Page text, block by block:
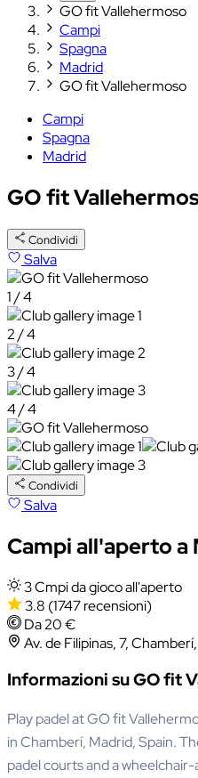
GO fit Vallehermoso
Campi
Spagna
Madrid
GO fit Vallehermoso
Campi
Spagna
Madrid
GO fit
Condividi
Salva
1 / 4
2 / 4
3 / 4
4 / 4
Condividi
Salva
Campi all'aperto a
3 Cmpi da gioco all'aperto
3.8 (1747 recensioni)
Da 20 €
Av. de Filipinas, 7,
Informazioni su GO fit
Play padel at GO fit
in Chamberí, Madrid, Spain.
padel courts and a